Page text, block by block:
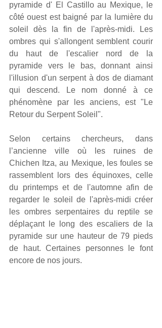
pyramide d' El Castillo au Mexique, le
côté ouest est baigné par la lumière du
soleil dès la fin de l'après-midi. Les
ombres qui s'allongent semblent courir
du haut de l'escalier nord de la
pyramide vers le bas, donnant ainsi
l'illusion d'un serpent à dos de diamant
qui descend. Le nom donné à ce
phénomène par les anciens, est "Le
Retour du Serpent Soleil".
Selon certains chercheurs, dans
l’ancienne ville où les ruines de
Chichen Itza, au Mexique, les foules se
rassemblent lors des équinoxes, celle
du printemps et de l'automne afin de
regarder le soleil de l'après-midi créer
les ombres serpentaires du reptile se
déplaçant le long des escaliers de la
pyramide sur une hauteur de 79 pieds
de haut. Certaines personnes le font
encore de nos jours.